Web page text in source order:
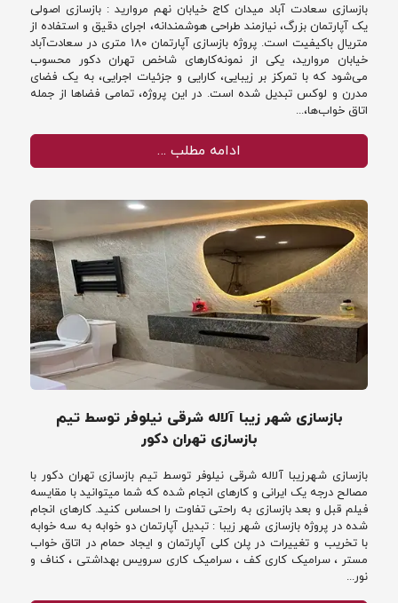
بازسازی سعادت آباد میدان کاج خیابان نهم مروارید : بازسازی اصولی
یک آپارتمان بزرگ، نیازمند طراحی هوشمندانه، اجرای دقیق و استفاده از
متریال باکیفیت است. پروژه بازسازی آپارتمان ۱۸۰ متری در سعادت‌آباد
خیابان مروارید، یکی از نمونه‌کارهای شاخص تهران دکور محسوب
می‌شود که با تمرکز بر زیبایی، کارایی و جزئیات اجرایی، به یک فضای
مدرن و لوکس تبدیل شده است. در این پروژه، تمامی فضاها از جمله
اتاق خواب‌ها،...
ادامه مطلب …
بازسازی شهر زیبا آلاله شرقی نیلوفر توسط تیم
بازسازی تهران دکور
بازسازی شهرزیبا آلاله شرقی نیلوفر توسط تیم بازسازی تهران دکور با
مصالح درجه یک ایرانی و کارهای انجام شده که شما میتوانید با مقایسه
فیلم قبل و بعد بازسازی به راحتی تفاوت را احساس کنید. کارهای انجام
شده در پروژه بازسازی شهر زیبا : تبدیل آپارتمان دو خوابه به سه خوابه
با تخریب و تغییرات در پلن کلی آپارتمان و ایجاد حمام در اتاق خواب
مستر ، سرامیک کاری کف ، سرامیک کاری سرویس بهداشتی ، کناف و
نور...